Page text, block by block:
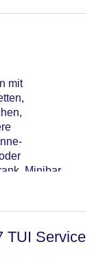
Natur-BAD“:
Massage,
mit
Minibar,
TUI Service